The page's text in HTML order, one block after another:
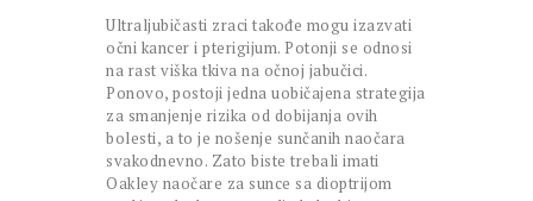
Ultraljubičasti zraci takođe mogu izazvati
očni kancer i pterigijum. Potonji se odnosi
na rast viška tkiva na očnoj jabučici.
Ponovo, postoji jedna uobičajena strategija
za smanjenje rizika od dobijanja ovih
bolesti, a to je nošenje sunčanih naočara
svakodnevno. Zato biste trebali imati
Oakley naočare za sunce sa dioptrijom